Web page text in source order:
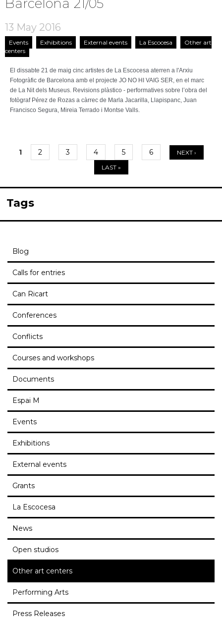
Barcelona 21/05
13 May 2016
Events Exhibitions External events La Escocesa
Other art
centers
El dissabte 21 de maig cinc artistes de La Escocesa aterren a l'Arxiu
Fotogràfic de Barcelona amb el projecte JO NO HI VAIG SER, en el marc
de La Nit dels Museus. Revisions plàstico - performatives sobre l’obra del
fotògraf Pérez de Rozas a càrrec de Marla Jacarilla, Llapispanc, Juan
Francisco Segura, Mireia Terrado i Montse Valls.
Pages
1 2 3 4 5 6
NEXT ›
LAST »
Tags
Blog
Calls for entries
Can Ricart
Conferences
Conflicts
Courses and workshops
Documents
Espai M
Events
Exhibitions
External events
Grants
La Escocesa
News
Open studios
Other art centers
Performing Arts
Press Releases